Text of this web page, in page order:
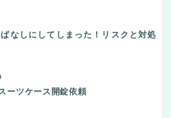
なしにしてしまった！リスクと対処
ーツケース開錠依頼